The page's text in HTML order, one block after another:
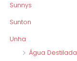
Sunnys
Sunton
Unha
Água Destilada